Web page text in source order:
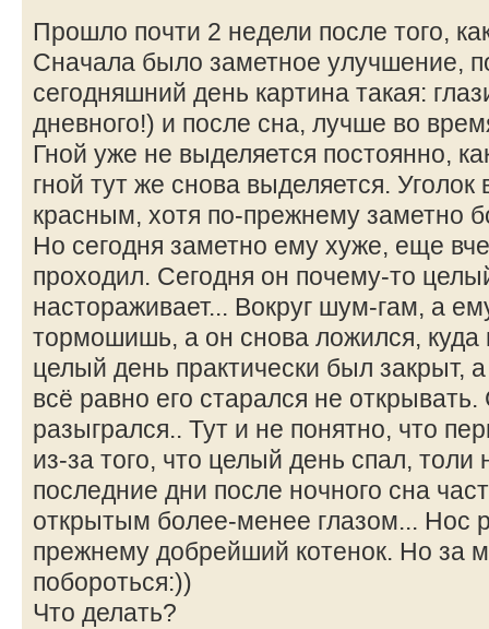
Прошло почти 2 недели после того,
Сначала было заметное улучшение,
сегодняшний день картина такая:
дневного!) и после сна, лучше во
Гной уже не выделяется постоянно,
гной тут же снова выделяется.
красным, хотя по-прежнему заметно
Но сегодня заметно ему хуже, еще
проходил. Сегодня он почему-то
настораживает... Вокруг шум-гам, а
тормошишь, а он снова ложился, куда
целый день практически был закрыт,
всё равно его старался не
разыгрался.. Тут и не понятно, что
из-за того, что целый день спал, толи
последние дни после ночного сна
открытым более-менее глазом... Нос
прежнему добрейший котенок. Но за
побороться:))
Что делать?